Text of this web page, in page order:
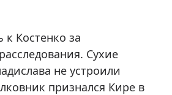
к Костенко за
Сухие
не устроили
признался Кире в